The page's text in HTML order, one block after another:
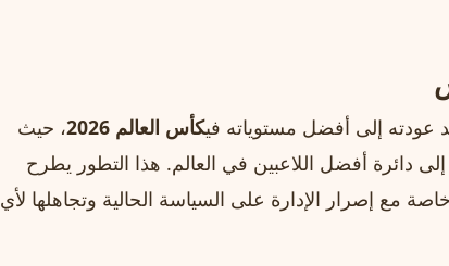
عودته إلى أفضل مستوياته فيكأس العالم 2026
، حيث
دائرة أفضل اللاعبين في العالم. هذا التطور يطرح
مع إصرار الإدارة على السياسة الحالية وتجاهلها لأي